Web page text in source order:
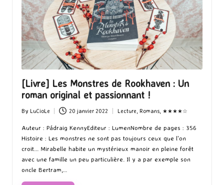
[Livre] Les Monstres de Rookhaven : Un
roman original et passionnant !
Posted
by
By LuCioLe 20 janvier 2022
Posted
Lecture, Romans, ★★★★☆
Auteur : Pádraig KennyEditeur : LumenNombre de pages : 356
Histoire : Les monstres ne sont pas toujours ceux que l'on
croit... Mirabelle habite un mystérieux manoir en pleine forêt
avec une famille un peu particulière. Il y a par exemple son
oncle Bertram,…